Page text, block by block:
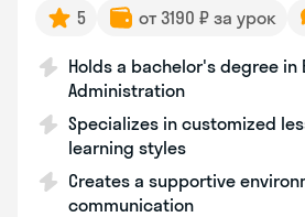
5 от 3190 ₽ за урок
Holds a bachelor's degree in
Administration
Specializes in customized
learning styles
Creates a supportive
communication